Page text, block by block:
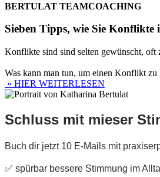
BERTULAT TEAMCOACHING
Sieben Tipps, wie Sie Konflikte
Konflikte sind sind selten gewünscht, oft
Was kann man tun, um einen Konflikt zu
» HIER WEITERLESEN
Schluss mit mieser
Buch dir jetzt 10 E-Mails mit
✅ spürbar bessere Stimmung im